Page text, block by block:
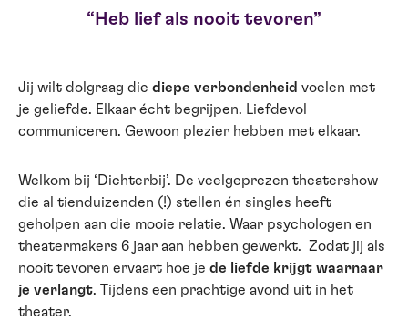
Heb lief als nooit tevoren
Jij wilt dolgraag die diepe verbondenheid voelen met
je geliefde. Elkaar écht begrijpen. Liefdevol
communiceren. Gewoon plezier hebben met elkaar.
Welkom bij ‘Dichterbij’. De veelgeprezen theatershow
die al tienduizenden (!) stellen én singles heeft
geholpen aan die mooie relatie. Waar psychologen en
theatermakers 6 jaar aan hebben gewerkt. Zodat jij als
nooit tevoren ervaart hoe je de liefde krijgt waarnaar
je verlangt. Tijdens een prachtige avond uit in het
theater.